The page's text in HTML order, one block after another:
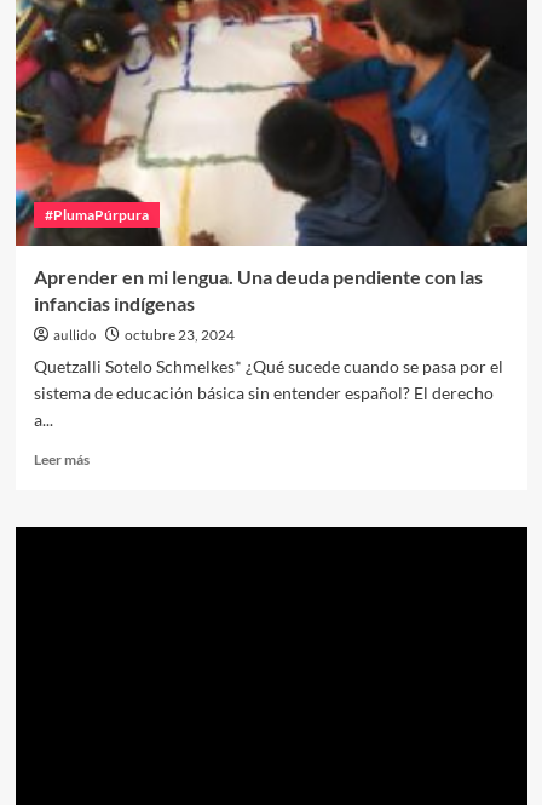
las
mujeres
en
los
procesos
de
aprendizaje:
el
Proyecto
CARE-
#PlumaPúrpura
Aprender en mi lengua. Una deuda pendiente con las
infancias indígenas
aullido octubre 23, 2024
Quetzalli Sotelo Schmelkes* ¿Qué sucede cuando se pasa por el
sistema de educación básica sin entender español? El derecho
a...
Leer másLeer
Aprender